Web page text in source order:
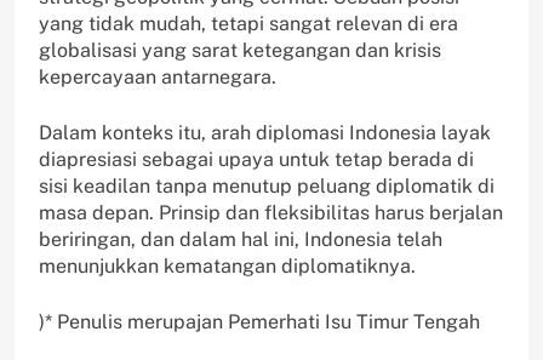
yang tidak mudah, tetapi sangat relevan di era
globalisasi yang sarat ketegangan dan krisis
kepercayaan antarnegara.
Dalam konteks itu, arah diplomasi Indonesia layak
diapresiasi sebagai upaya untuk tetap berada di
sisi keadilan tanpa menutup peluang diplomatik di
masa depan. Prinsip dan fleksibilitas harus berjalan
beriringan, dan dalam hal ini, Indonesia telah
menunjukkan kematangan diplomatiknya.
)* Penulis merupajan Pemerhati Isu Timur Tengah